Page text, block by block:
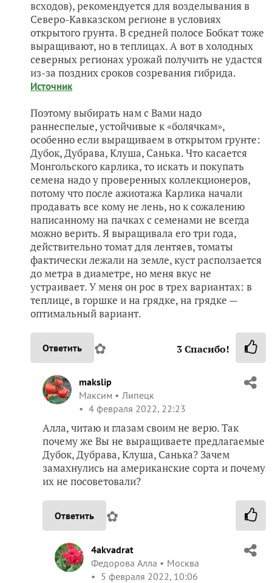
всходов), рекомендуется для возделывания в
Северо-Кавказском регионе в условиях
открытого грунта. В средней полосе Бобкат тоже
выращивают, но в теплицах. А вот в холодных
северных регионах урожай получить не удастся
из-за поздних сроков созревания гибрида.
Источник
Поэтому выбирать нам с Вами надо
раннеспелые, устойчивые к «болячкам»,
особенно если выращиваем в открытом грунте:
Дубок, Дубрава, Клуша, Санька. Что касается
Монгольского карлика, то искать и покупать
семена надо у проверенных коллекционеров,
потому что после ажиотажа Карлика начали
продавать все кому не лень, но к сожалению
написанному на пачках с семенами не всегда
можно верить. Я выращивала его три года,
действительно томат для лентяев, томаты
фактически лежали на земле, куст расползается
до метра в диаметре, но меня вкус не
устраивает. У меня он рос в трех вариантах: в
теплице, в горшке и на грядке, на грядке —
оптимальный вариант.
Ответить ✿ 3Спасибо!
makslip
Максим
Липецк
4 февраля 2022, 22:23
Алла, читаю и глазам своим не верю. Так
почему же Вы не выращиваете предлагаемые
Дубок, Дубрава, Клуша, Санька? Зачем
замахнулись на американские сорта и почему
их не посоветовали?
Ответить ✿
4akvadrat
Федорова Алла
Москва
5 февраля 2022, 10:06